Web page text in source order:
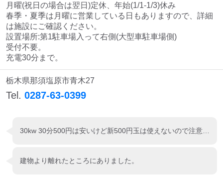
月曜(祝日の場合は翌日)定休、年始(1/1-1/3)休み
春季・夏季は月曜に営業している日もありますので、詳細
は施設にご確認ください。
設置場所:第1駐車場入って右側(大型車駐車場側)
受付不要。
充電30分まで。
栃木県那須塩原市青木27
Tel. 0287-63-0399
建物より離れたところにありました。